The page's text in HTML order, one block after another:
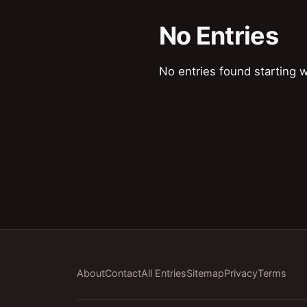
No Entries
No entries found starting
AboutContactAll EntriesSitemapPrivacyTerms